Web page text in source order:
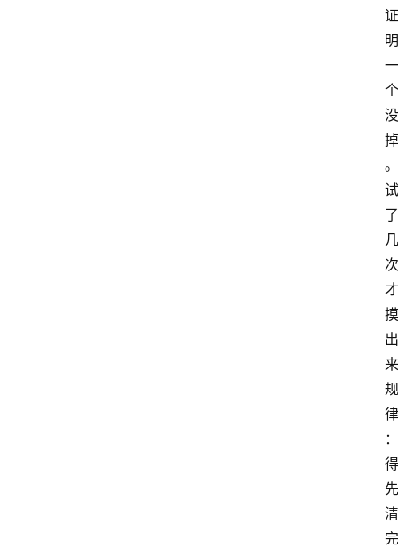
证
明
一
个
没
掉
。
试
了
几
次
才
摸
出
来
规
律
：
得
先
清
完